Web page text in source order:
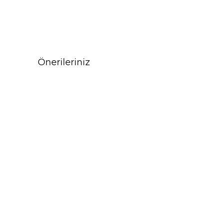
Önerileriniz